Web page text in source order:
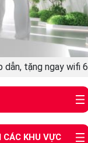
dẫn, tặng ngay wifi 6
CÁC KHU VỰC